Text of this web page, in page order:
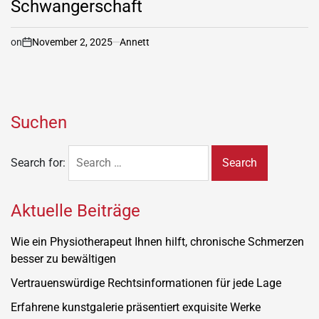
Schwangerschaft
on November 2, 2025 Annett
Suchen
Search for:
Aktuelle Beiträge
Wie ein Physiotherapeut Ihnen hilft, chronische Schmerzen
besser zu bewältigen
Vertrauenswürdige Rechtsinformationen für jede Lage
Erfahrene kunstgalerie präsentiert exquisite Werke